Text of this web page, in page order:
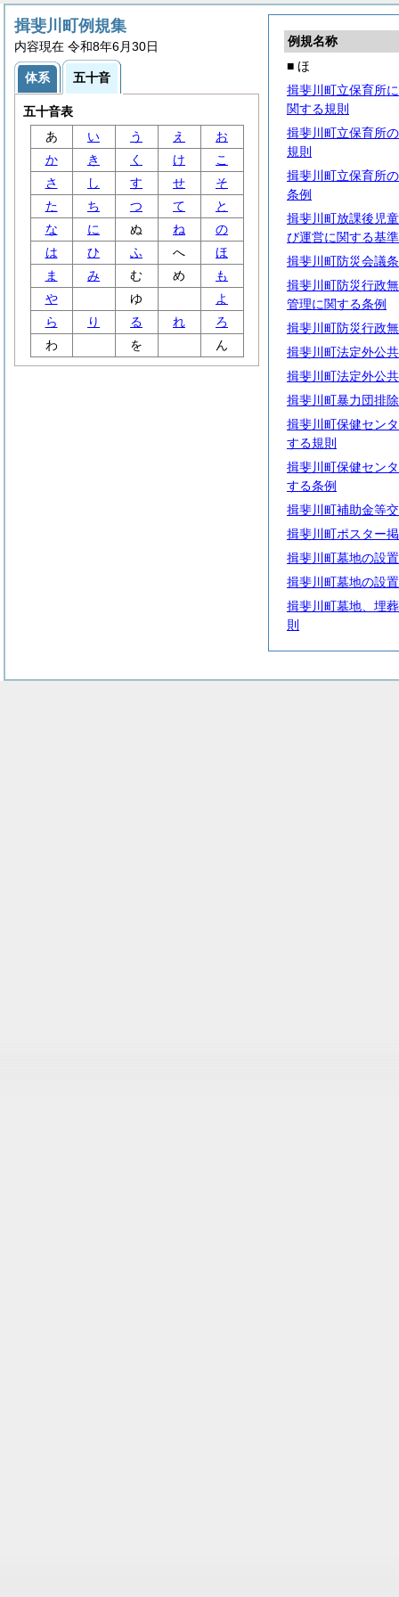
例規名称
■ ほ
揖斐川町立保育所
関する規則
揖斐川町立保育所
規則
揖斐川町立保育所
条例
揖斐川町放課後児
び運営に関する基
揖斐川町防災会議
揖斐川町防災行政
管理に関する条例
揖斐川町防災行政
揖斐川町法定外公
揖斐川町法定外公
揖斐川町暴力団排
揖斐川町保健セン
する規則
揖斐川町保健セン
する条例
揖斐川町補助金等
揖斐川町ポスター
揖斐川町墓地の設
揖斐川町墓地の設
揖斐川町墓地、埋
則
揖斐川町例規集
内容現在 令和8年6月30日
体系 五十音
五十音表
あ
い う え
お
か
き く け
こ
さ
し す せ
そ
た
ち つ て
と
な
に ぬ ね
の
は
ひ ふ へ
ほ
ま
み む め
も
や
ゆ
よ
ら
り る れ
ろ
わ
を ん